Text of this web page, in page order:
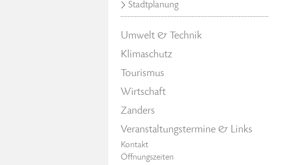
Stadtplanung
Umwelt & Technik
Klimaschutz
Tourismus
Wirtschaft
Zanders
Veranstaltungstermine & Links
Kontakt
Öffnungszeiten